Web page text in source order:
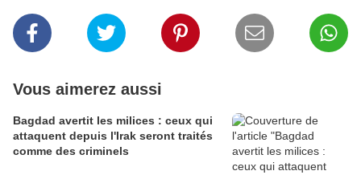
Vous aimerez aussi
Bagdad avertit les milices : ceux qui
attaquent depuis l'Irak seront traités
comme des criminels